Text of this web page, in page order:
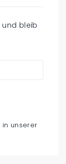
und bleib
in unserer